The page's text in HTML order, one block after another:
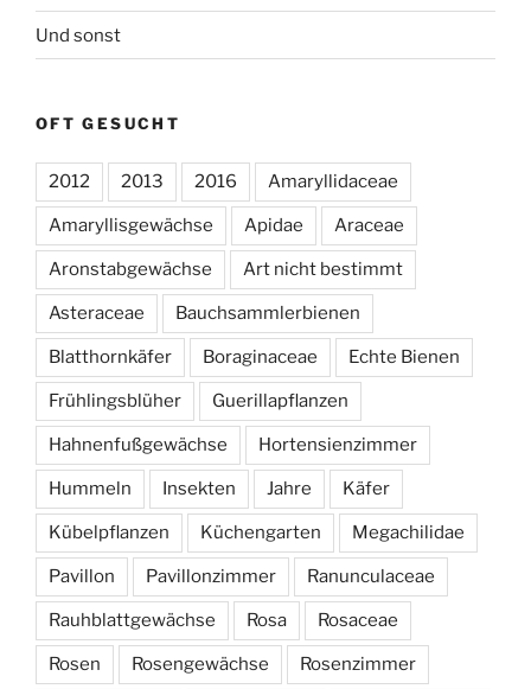
Und sonst
OFT GESUCHT
2012 2013 2016 Amaryllidaceae
Amaryllisgewächse Apidae Araceae
Aronstabgewächse Art nicht bestimmt
Asteraceae Bauchsammlerbienen
Blatthornkäfer Boraginaceae Echte Bienen
Frühlingsblüher Guerillapflanzen
Hahnenfußgewächse Hortensienzimmer
Hummeln Insekten Jahre Käfer
Kübelpflanzen Küchengarten Megachilidae
Pavillon Pavillonzimmer Ranunculaceae
Rauhblattgewächse Rosa Rosaceae
Rosen Rosengewächse Rosenzimmer